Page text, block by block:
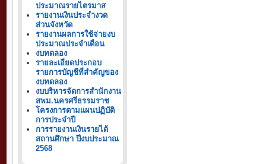
ประมาณรายไตรมาส
รายงานเงินประจำงวด
ส่วนจังหวัด
รายงานผลการใช้จ่ายงบ
ประมาณประจำเดือน
งบทดลอง
รายละเอียดประกอบ
รายการบัญชีที่สำคัญของ
งบทดลอง
งบบริหารจัดการสำนักงาน
สพม.นครศรีธรรมราช
โครงการตามแผนปฏิบัติ
การประจำปี
การรายงานเงินรายได้
สถานศึกษา ปีงบประมาณ
2568